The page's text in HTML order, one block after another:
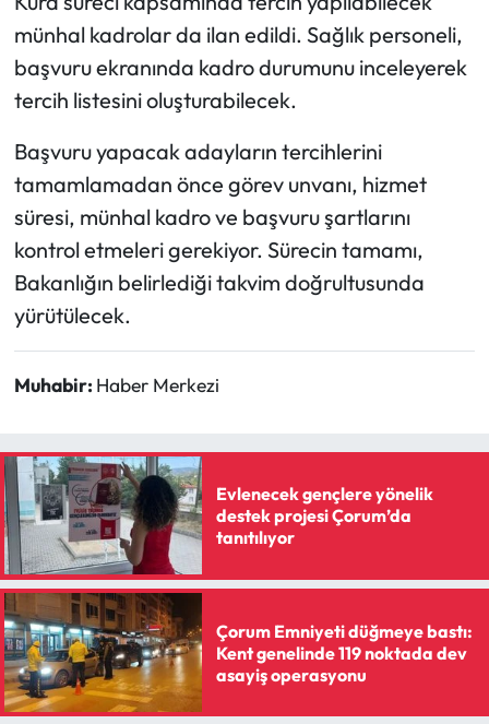
münhal kadrolar da ilan edildi. Sağlık personeli,
başvuru ekranında kadro durumunu inceleyerek
tercih listesini oluşturabilecek.
Başvuru yapacak adayların tercihlerini
tamamlamadan önce görev unvanı, hizmet
süresi, münhal kadro ve başvuru şartlarını
kontrol etmeleri gerekiyor. Sürecin tamamı,
Bakanlığın belirlediği takvim doğrultusunda
yürütülecek.
Muhabir: Haber Merkezi
Evlenecek gençlere yönelik
destek projesi Çorum’da
tanıtılıyor
Çorum Emniyeti düğmeye bastı:
Kent genelinde 119 noktada dev
asayiş operasyonu